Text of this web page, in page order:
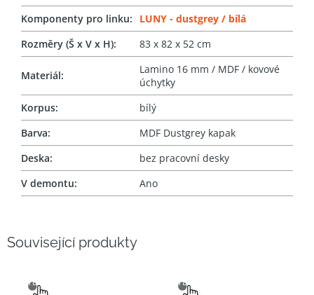
Související produkty
VÝBĚR VÝBĚR
Komponenty pro linku:
LUNY - dustgrey / bílá
Rozměry (Š x V x H): 83 x 82 x 52 cm
Materiál:
Lamino 16 mm / MDF / kovové
úchytky
Korpus:
bílý
Barva:
MDF Dustgrey kapak
Deska:
bez pracovní desky
V demontu: Ano